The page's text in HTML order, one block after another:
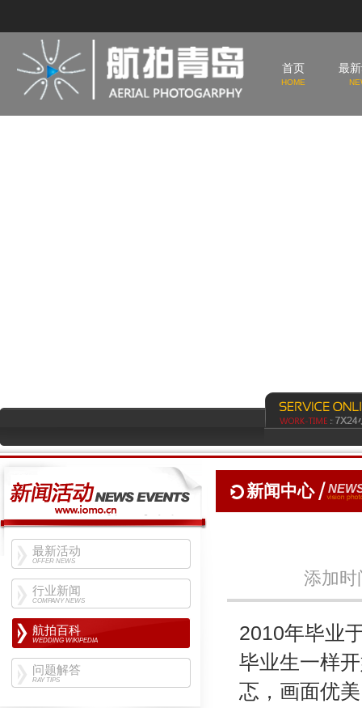
首页
HOME
最
最新活动
OFFER NEWS
行业新闻
COMPANY NEWS
航拍百科
WEDDING WIKIPEDIA
问题解答
RAY TIPS
新闻中心
添加
2010年毕业
毕业生一样
忑，画面优